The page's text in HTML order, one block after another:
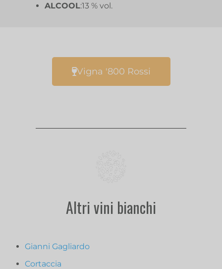
ALCOOL:13 % vol.
Vigna '800 Rossi
Altri vini bianchi
Gianni Gagliardo
Cortaccia